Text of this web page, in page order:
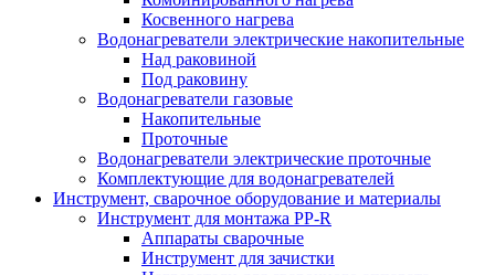
Косвенного нагрева
Водонагреватели электрические накопительные
Над раковиной
Под раковину
Водонагреватели газовые
Накопительные
Проточные
Водонагреватели электрические проточные
Комплектующие для водонагревателей
Инструмент, сварочное оборудование и материалы
Инструмент для монтажа PP-R
Аппараты сварочные
Инструмент для зачистки